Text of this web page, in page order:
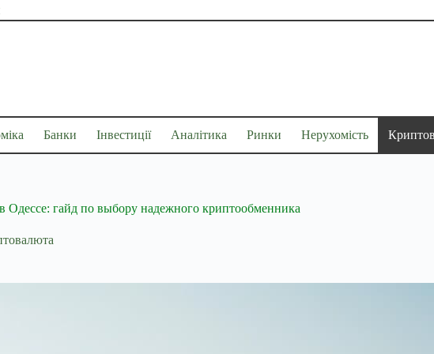
Банки Інвестиції Аналітика Ринки Нерухомість
Одессе: гайд по выбору надежного криптообменника